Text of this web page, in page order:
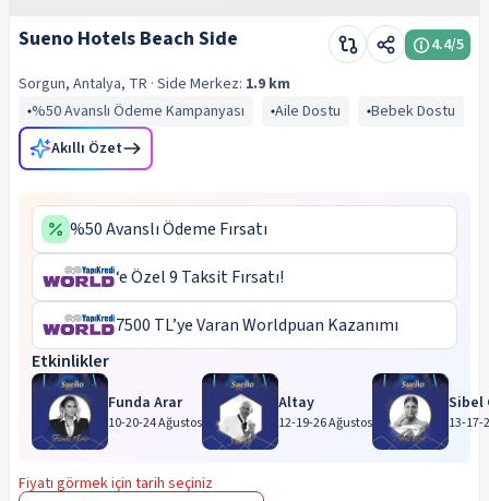
Sueno Hotels Beach Side 4.4/5
Sorgun, Antalya, TR · Side Merkez: 1.9 km
%50 Avanslı Ödeme Kampanyası
Aile Dostu Bebek Dostu
Akıllı Özet
%50 Avanslı Ödeme Fırsatı
‘e Özel 9 Taksit Fırsatı!
7500 TL’ye Varan Worldpuan Kazanımı
Etkinlikler
Funda Arar
10-20-24 Ağustos
Altay
12-19-26 Ağustos
Sibel
13-17-
Fiyatı görmek için tarih seçiniz